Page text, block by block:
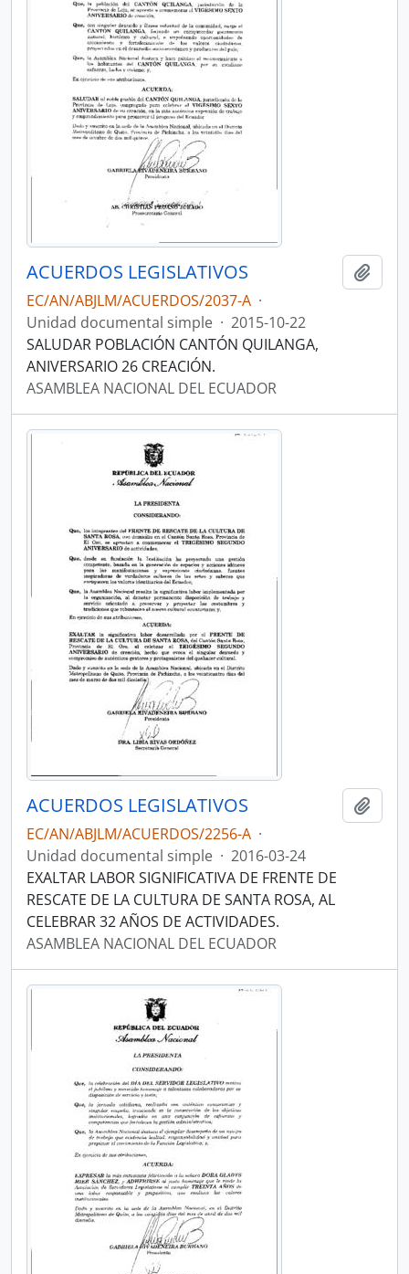
ACUERDOS LEGISLATIVOS
EC/AN/ABJLM/ACUERDOS/2037-A ·
Unidad documental simple · 2015-10-22
SALUDAR POBLACIÓN CANTÓN QUILANGA,
ANIVERSARIO 26 CREACIÓN.
ASAMBLEA NACIONAL DEL ECUADOR
ACUERDOS LEGISLATIVOS
EC/AN/ABJLM/ACUERDOS/2256-A ·
Unidad documental simple · 2016-03-24
EXALTAR LABOR SIGNIFICATIVA DE FRENTE DE
RESCATE DE LA CULTURA DE SANTA ROSA, AL
CELEBRAR 32 AÑOS DE ACTIVIDADES.
ASAMBLEA NACIONAL DEL ECUADOR